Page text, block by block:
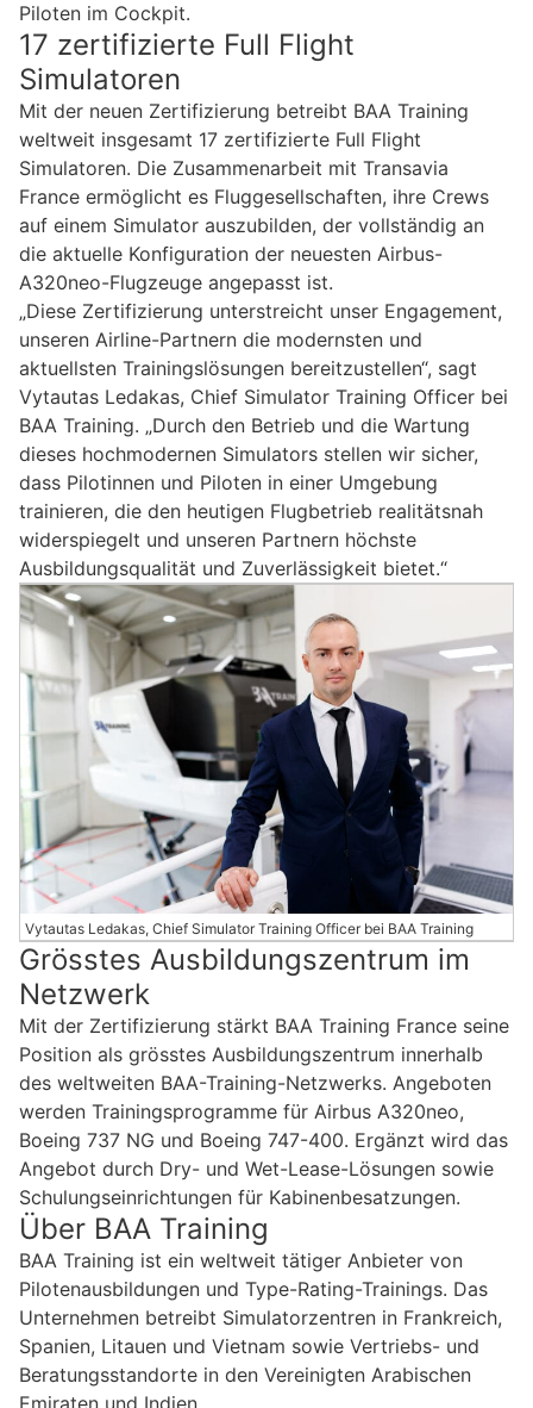
Piloten im Cockpit.
17 zertifizierte Full Flight
Simulatoren
Mit der neuen Zertifizierung betreibt BAA Training
weltweit insgesamt 17 zertifizierte Full Flight
Simulatoren. Die Zusammenarbeit mit Transavia
France ermöglicht es Fluggesellschaften, ihre Crews
auf einem Simulator auszubilden, der vollständig an
die aktuelle Konfiguration der neuesten Airbus-
A320neo-Flugzeuge angepasst ist.
„Diese Zertifizierung unterstreicht unser Engagement,
unseren Airline-Partnern die modernsten und
aktuellsten Trainingslösungen bereitzustellen“, sagt
Vytautas Ledakas, Chief Simulator Training Officer bei
BAA Training. „Durch den Betrieb und die Wartung
dieses hochmodernen Simulators stellen wir sicher,
dass Pilotinnen und Piloten in einer Umgebung
trainieren, die den heutigen Flugbetrieb realitätsnah
widerspiegelt und unseren Partnern höchste
Ausbildungsqualität und Zuverlässigkeit bietet.“
Vytautas Ledakas, Chief Simulator Training Officer bei BAA Training
Grösstes Ausbildungszentrum im
Netzwerk
Mit der Zertifizierung stärkt BAA Training France seine
Position als grösstes Ausbildungszentrum innerhalb
des weltweiten BAA-Training-Netzwerks. Angeboten
werden Trainingsprogramme für Airbus A320neo,
Boeing 737 NG und Boeing 747-400. Ergänzt wird das
Angebot durch Dry- und Wet-Lease-Lösungen sowie
Schulungseinrichtungen für Kabinenbesatzungen.
Über BAA Training
BAA Training ist ein weltweit tätiger Anbieter von
Pilotenausbildungen und Type-Rating-Trainings. Das
Unternehmen betreibt Simulatorzentren in Frankreich,
Spanien, Litauen und Vietnam sowie Vertriebs- und
Beratungsstandorte in den Vereinigten Arabischen